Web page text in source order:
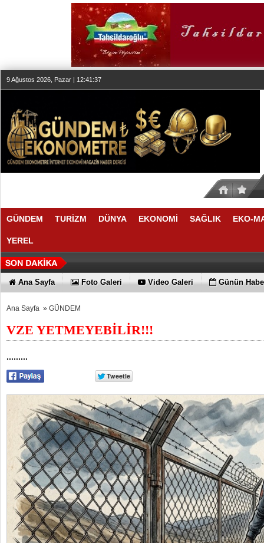
9 Ağustos 2026, Pazar | 12:41:37
GÜNDEM TURİZM DÜNYA EKONOMİ SAĞLIK EKO-
YEREL
Ana Sayfa Foto Galeri Video Galeri Günün
Ana Sayfa » GÜNDEM
VZE YETMEYEBİLİR!!!
.........